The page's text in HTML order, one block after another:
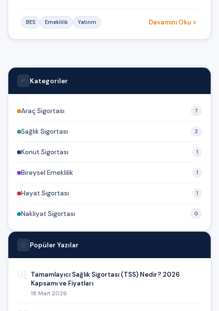
BES Emeklilik Yatırım Devamını Oku
Kategoriler
Araç Sigortası 7
Sağlık Sigortası 2
Konut Sigortası 1
Bireysel Emeklilik 1
Hayat Sigortası 1
Nakliyat Sigortası 0
Popüler Yazılar
Tamamlayıcı Sağlık Sigortası (TSS) Nedir? 2026
Kapsamı ve Fiyatları
18 Mart 2026